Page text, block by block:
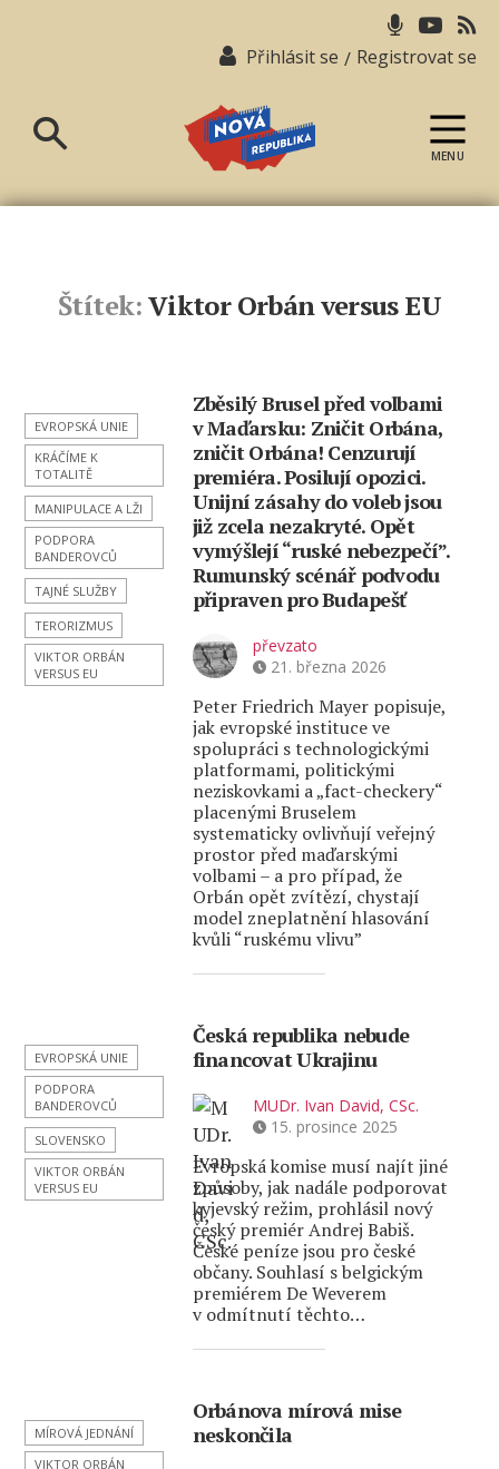
Přihlásit se / Registrovat se
republika
MENU
Štítek:Viktor Orbán versus EU
EVROPSKÁ UNIE
KRÁČÍME K
TOTALITĚ
MANIPULACE A LŽI
PODPORA
BANDEROVCŮ
TAJNÉ SLUŽBY
TERORIZMUS
VIKTOR ORBÁN
VERSUS EU
Zběsilý Brusel před volbami
v Maďarsku: Zničit Orbána,
zničit Orbána! Cenzurují
premiéra. Posilují opozici.
Unijní zásahy do voleb jsou
již zcela nezakryté. Opět
vymýšlejí “ruské nebezpečí”.
Rumunský scénář podvodu
připraven pro Budapešť
převzato
21. března 2026
Peter Friedrich Mayer popisuje,
jak evropské instituce ve
spolupráci s technologickými
platformami, politickými
neziskovkami a „fact-checkery“
placenými Bruselem
systematicky ovlivňují veřejný
prostor před maďarskými
volbami – a pro případ, že
Orbán opět zvítězí, chystají
model zneplatnění hlasování
kvůli “ruskému vlivu”
EVROPSKÁ UNIE
PODPORA
BANDEROVCŮ
SLOVENSKO
VIKTOR ORBÁN
VERSUS EU
Česká republika nebude
financovat Ukrajinu
MUDr. Ivan David, CSc.
15. prosince 2025
Evropská komise musí najít jiné
způsoby, jak nadále podporovat
kyjevský režim, prohlásil nový
český premiér Andrej Babiš.
České peníze jsou pro české
občany. Souhlasí s belgickým
premiérem De Weverem
v odmítnutí těchto…
MÍROVÁ JEDNÁNÍ
VIKTOR ORBÁN
Orbánova mírová mise
neskončila